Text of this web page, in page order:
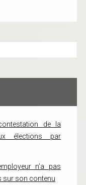
de la
élections par
n’a pas
sur son contenu